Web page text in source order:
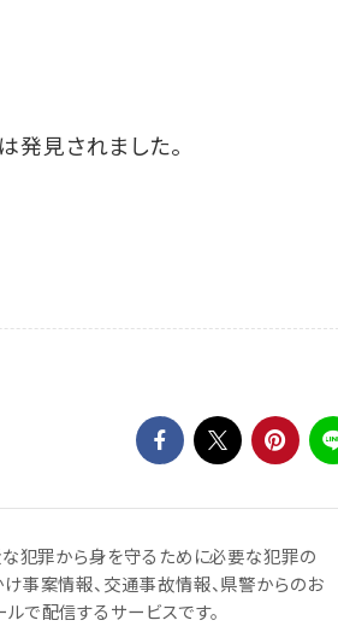
発見されました。
な犯罪から身を守るために必要な犯罪の
事案情報、交通事故情報、県警からのお
で配信するサービスです。